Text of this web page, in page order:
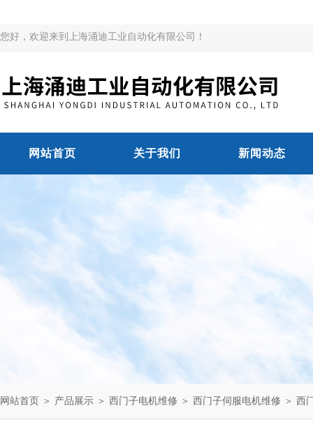
您好，欢迎来到上海涌迪工业自动化有限公司！
网站首页 关于我们 新闻动态
网站首页 ＞ 产品展示 ＞ 西门子电机维修 ＞ 西门子伺服电机维修 ＞ 西